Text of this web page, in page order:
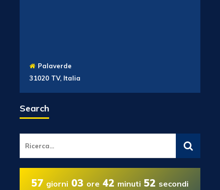
Palaverde
31020 TV, Italia
Search
57 giorni 03 ore 42 minuti 51 secondi